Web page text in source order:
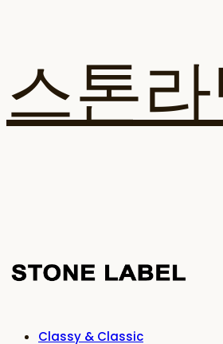
스톤
Classy & Classic